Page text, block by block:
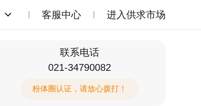
客服中心 进入供求市场
联系电话
021-34790082
粉体圈认证，请放心拨打！